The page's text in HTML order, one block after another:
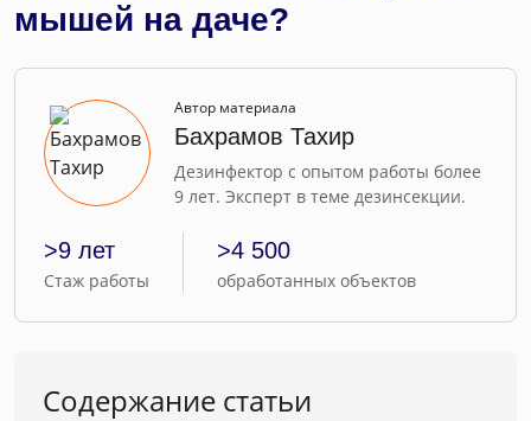
мышей на даче?
Автор материала
Бахрамов Тахир
Дезинфектор с опытом работы более
9 лет. Эксперт в теме дезинсекции.
>9 лет
Стаж работы
>4 500
обработанных объектов
Содержание статьи